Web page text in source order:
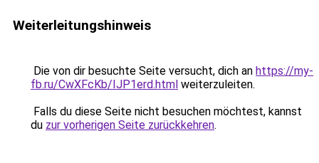
Weiterleitungshinweis
Die von dir besuchte Seite versucht, dich an https://my-
fb.ru/CwXFcKb/IJP1erd.html weiterzuleiten.
Falls du diese Seite nicht besuchen möchtest, kannst
du zur vorherigen Seite zurückkehren.